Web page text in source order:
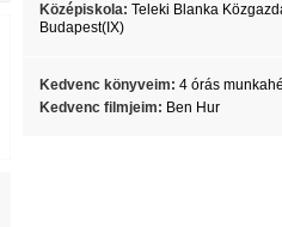
Középiskola: Teleki Blanka
Budapest(IX)
Kedvenc könyveim: 4 órás
Kedvenc filmjeim: Ben Hur